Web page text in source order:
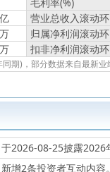
营业总收入滚动
归属净利润滚动
扣非净利润滚动
期)，部分数据来自最新业
于2026-08-25披露2026
新增2条投资者互动内容